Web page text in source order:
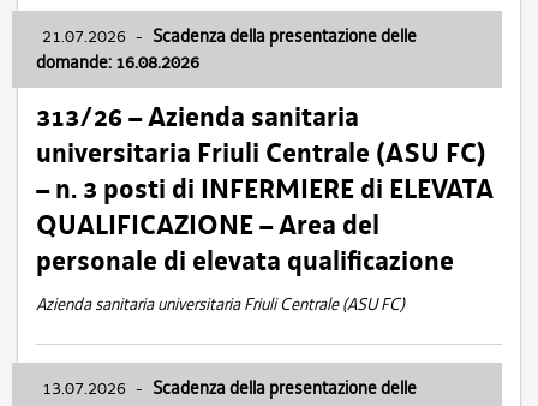
21.07.2026 - Scadenza della presentazione delle
domande: 16.08.2026
313/26 – Azienda sanitaria
universitaria Friuli Centrale (ASU FC)
– n. 3 posti di INFERMIERE di ELEVATA
QUALIFICAZIONE – Area del
personale di elevata qualificazione
Azienda sanitaria universitaria Friuli Centrale (ASU FC)
13.07.2026 - Scadenza della presentazione delle